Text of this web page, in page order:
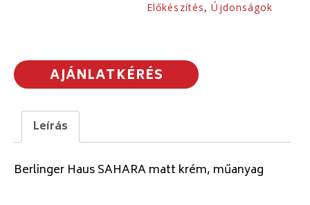
Előkészítés,Újdonságok
AJÁNLATKÉRÉS
Leírás
Berlinger Haus SAHARA matt krém, műanyag